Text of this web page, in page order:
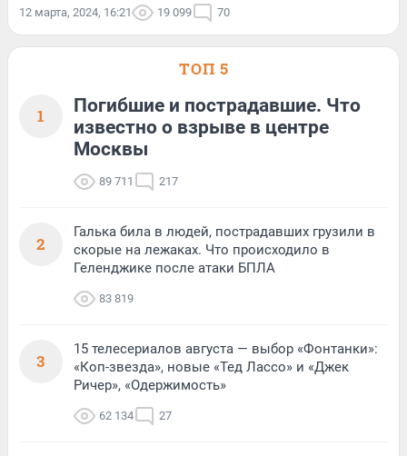
12 марта, 2024, 16:21 19 099 70
ТОП 5
1
Погибшие и пострадавшие. Что
известно о взрыве в центре
Москвы
89 711 217
2
Галька била в людей, пострадавших грузили в
скорые на лежаках. Что происходило в
Геленджике после атаки БПЛА
83 819
3
15 телесериалов августа — выбор «Фонтанки»:
«Коп-звезда», новые «Тед Лассо» и «Джек
Ричер», «Одержимость»
62 134 27